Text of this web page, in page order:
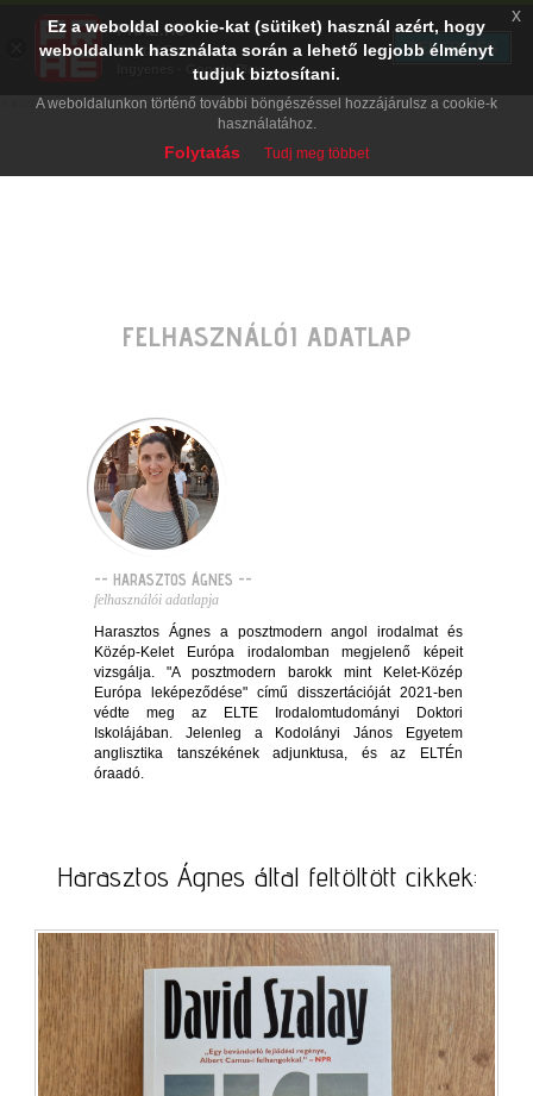
FELHASZNÁLÓI ADATLAP
-- HARASZTOS ÁGNES --
felhasználói adatlapja
Harasztos Ágnes a posztmodern angol irodalmat és
Közép-Kelet Európa irodalomban megjelenő képeit
vizsgálja. "A posztmodern barokk mint Kelet-Közép
Európa leképeződése" című disszertációját 2021-ben
védte meg az ELTE Irodalomtudományi Doktori
Iskolájában. Jelenleg a Kodolányi János Egyetem
anglisztika tanszékének adjunktusa, és az ELTÉn
óraadó.
Harasztos Ágnes által feltöltött cikkek:
Ez a weboldal cookie-kat (sütiket) használ azért, hogy
weboldalunk használata során a lehető legjobb élményt
tudjuk biztosítani.
A weboldalunkon történő további böngészéssel hozzájárulsz a cookie-k
használatához.
Folytatás Tudj meg többet
x
PRAE.HU
Digital Evolution
Ingyenes - Google Play
TELEPÍTÉS